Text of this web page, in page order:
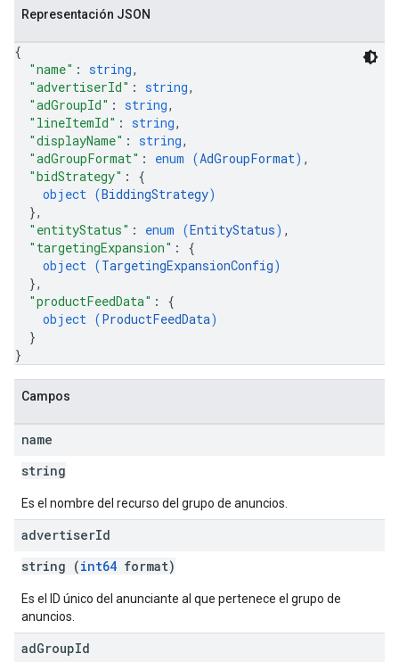
Representación JSON
{
"name" : string,
"advertiserId" : string,
"adGroupId" : string,
"lineItemId" : string,
"displayName" : string,
"adGroupFormat" : enum (AdGroupFormat) ,
"bidStrategy" : {
object (BiddingStrategy)
},
"entityStatus" : enum (EntityStatus) ,
"targetingExpansion" : {
object (TargetingExpansionConfig)
},
"productFeedData" : {
object (ProductFeedData)
}
}
Campos
name
string
Es el nombre del recurso del grupo de anuncios.
advertiserId
string (int64 format)
Es el ID único del anunciante al que pertenece el grupo de
anuncios.
adGroupId